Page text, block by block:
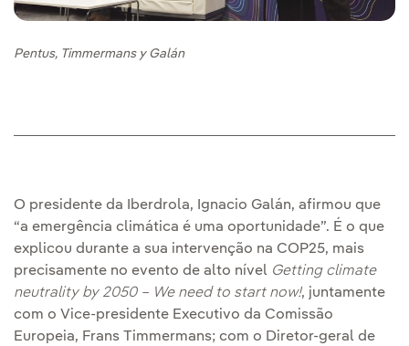
Pentus, Timmermans y Galán
O presidente da Iberdrola, Ignacio Galán, afirmou que
“a emergência climática é uma oportunidade”. É o que
explicou durante a sua intervenção na COP25, mais
precisamente no evento de alto nível Getting climate
neutrality by 2050 – We need to start now!, juntamente
com o Vice-presidente Executivo da Comissão
Europeia, Frans Timmermans; com o Diretor-geral de